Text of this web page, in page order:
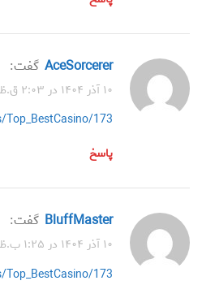
AceSorcerer گفت:
۱۰ آذر ۱۴۰۴ در ۲:۰۳ ق.ظ
173
پاسخ
BluffMaster گفت:
۱۰ آذر ۱۴۰۴ در ۱:۲۵ ب.ظ
173